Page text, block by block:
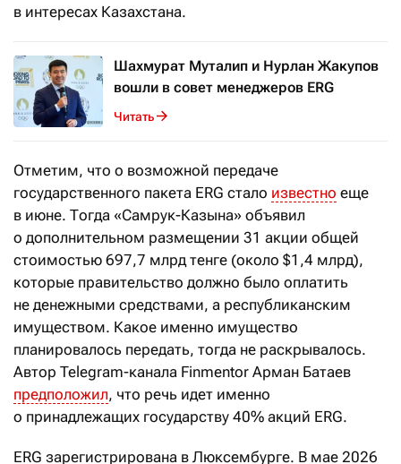
в интересах Казахстана.
Шахмурат Муталип и Нурлан Жакупов
вошли в совет менеджеров ERG
Читать
Отметим, что о возможной передаче
государственного пакета ERG стало известно еще
в июне. Тогда «Самрук-Казына» объявил
о дополнительном размещении 31 акции общей
стоимостью 697,7 млрд тенге (около $1,4 млрд),
которые правительство должно было оплатить
не денежными средствами, а республиканским
имуществом. Какое именно имущество
планировалось передать, тогда не раскрывалось.
Автор Telegram-канала Finmentor Арман Батаев
предположил, что речь идет именно
о принадлежащих государству 40% акций ERG.
ERG зарегистрирована в Люксембурге. В мае 2026